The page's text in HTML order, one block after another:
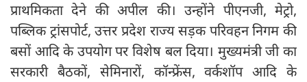
प्राथमिकता देने की अपील की। उन्होंने पीएनजी, मेट्रो,
पब्लिक ट्रांसपोर्ट, उत्तर प्रदेश राज्य सड़क परिवहन निगम की
बसों आदि के उपयोग पर विशेष बल दिया। मुख्यमंत्री जी का
सरकारी बैठकों, सेमिनारों, कॉन्फ्रेंस, वर्कशॉप आदि के